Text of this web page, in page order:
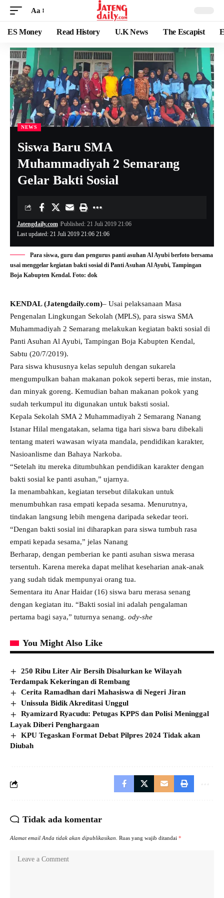
Aa
ES Money Read History U.K News The Escapist
NEWS
Siswa Baru SMA
Muhammadiyah 2 Semarang
Gelar Bakti Sosial
Last updated: 21 Juli 2019 21:06 21:06
Jatengdaily.com Published: 21 Juli 2019 21:06
Para siswa, guru dan pengurus panti asuhan Al Ayubi berfoto bersama
usai menggelar kegiatan bakti sosial di Panti Asuhan Al Ayubi, Tampingan
Boja Kabupten Kendal. Foto: dok
KENDAL (Jatengdaily.com)– Usai pelaksanaan Masa
Pengenalan Lingkungan Sekolah (MPLS), para siswa SMA
Muhammadiyah 2 Semarang melakukan kegiatan bakti sosial di
Panti Asuhan Al Ayubi, Tampingan Boja Kabupten Kendal,
Sabtu (20/7/2019).
Para siswa khususnya kelas sepuluh dengan sukarela
mengumpulkan bahan makanan pokok seperti beras, mie instan,
dan minyak goreng. Kemudian bahan makanan pokok yang
sudah terkumpul itu digunakan untuk baksti sosial.
Kepala Sekolah SMA 2 Muhammadiyah 2 Semarang Nanang
Istanar Hilal mengatakan, selama tiga hari siswa baru dibekali
tentang materi wawasan wiyata mandala, pendidikan karakter,
Nasioanlisme dan Bahaya Narkoba.
“Setelah itu mereka ditumbuhkan pendidikan karakter dengan
bakti sosial ke panti asuhan,” ujarnya.
Ia menambahkan, kegiatan tersebut dilakukan untuk
menumbuhkan rasa empati kepada sesama. Menurutnya,
tindakan langsung lebih mengena daripada sekedar teori.
“Dengan bakti sosial ini diharapkan para siswa tumbuh rasa
empati kepada sesama,” jelas Nanang
Berharap, dengan pemberian ke panti asuhan siswa merasa
tersentuh. Karena mereka dapat melihat keseharian anak-anak
yang sudah tidak mempunyai orang tua.
Sementara itu Anar Haidar (16) siswa baru merasa senang
dengan kegiatan itu. “Bakti sosial ini adalah pengalaman
pertama bagi saya,” tuturnya senang. ody-she
You Might Also Like
250 Ribu Liter Air Bersih Disalurkan ke Wilayah
Terdampak Kekeringan di Rembang
Cerita Ramadhan dari Mahasiswa di Negeri Jiran
Unissula Bidik Akreditasi Unggul
Ryamizard Ryacudu: Petugas KPPS dan Polisi Meninggal
Layak Diberi Penghargaan
KPU Tegaskan Format Debat Pilpres 2024 Tidak akan
Diubah
Tidak ada komentar
Alamat email Anda tidak akan dipublikasikan. Ruas yang wajib ditandai *